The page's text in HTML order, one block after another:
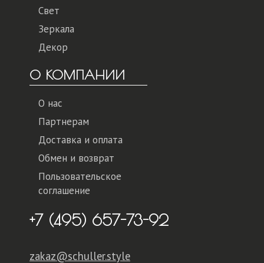
Свет
Зеркала
Декор
О КОМПАНИИ
О нас
Партнерам
Доставка и оплата
Обмен и возврат
Пользовательское
соглашение
+7 (495) 657-73-92
zakaz@schuller.style